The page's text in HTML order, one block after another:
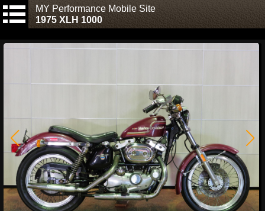
MY Performance Mobile Site
1975 XLH 1000